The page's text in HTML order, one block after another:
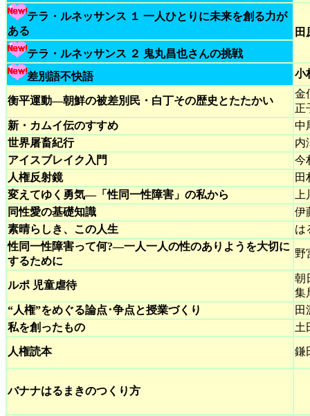
テラ・ルネッサンス １ 一人ひとりに未来を創る力が
ある
田
テラ・ルネッサンス ２ 鬼丸昌也さんの挑戦
差別語不快語
小
衡平運動―朝鮮の被差別民・白丁その歴史とたたかい
金
正
新・カムイ伝のすすめ
中
世界屠畜紀行
内
アイスブレイク入門
今
人権反射鏡
田
変えてゆく勇気―「性同一性障害」の私から
同性愛の基礎知識
伊
素晴らしき、この人生
は
性同一性障害って何?―一人一人の性のありようを大切に
するために
野
ルポ 児童虐待
朝
集
“人権”をめぐる論点･争点と授業づくり
私を創ったもの
土
人権読本 鎌
バナナはるまきのつくり方